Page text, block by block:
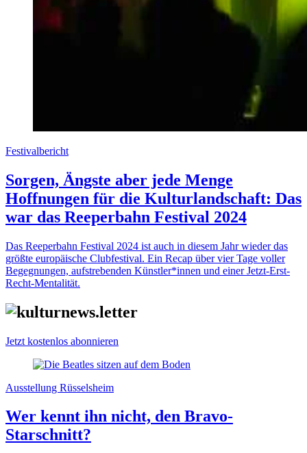
Festivalbericht
Sorgen, Ängste aber jede Menge
Hoffnungen für die Kulturlandschaft: Das
war das Reeperbahn Festival 2024
Das Reeperbahn Festival 2024 ist auch in diesem Jahr wieder das
größte europäische Clubfestival. Ein Recap über vier Tage voller
Begegnungen, aufstrebenden Künstler*innen und einer Jetzt-Erst-
Recht-Mentalität.
Jetzt kostenlos abonnieren
Ausstellung Rüsselsheim
Wer kennt ihn nicht, den Bravo-
Starschnitt?